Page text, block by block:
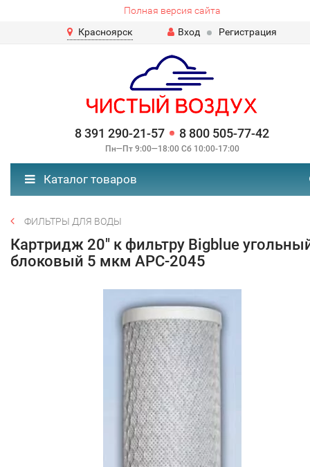
Полная версия сайта
Красноярск
Вход Регистрация
8 391 290-21-57 8 800 505-77-42
Пн—Пт 9:00—18:00 Сб 10:00-17:00
Каталог товаров
ФИЛЬТРЫ ДЛЯ ВОДЫ
Картридж 20" к фильтру Bigblue
блоковый 5 мкм APC-2045